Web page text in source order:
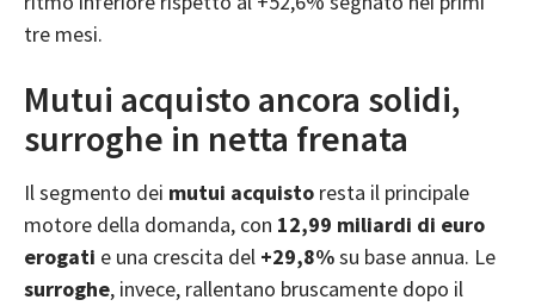
tre mesi.
Mutui acquisto ancora solidi,
surroghe in netta frenata
Il segmento dei mutui acquisto resta il principale
motore della domanda, con 12,99 miliardi di euro
erogati e una crescita del +29,8%su base annua. Le
surroghe, invece, rallentano bruscamente dopo il